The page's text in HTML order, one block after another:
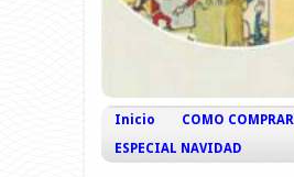
Inicio COMO COMPRAR
ESPECIAL NAVIDAD